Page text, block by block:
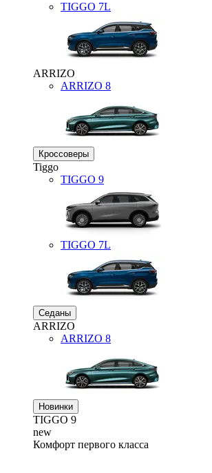
TIGGO 7L
ARRIZO
ARRIZO 8
Кроссоверы
Tiggo
TIGGO 9
TIGGO 7L
Седаны
ARRIZO
ARRIZO 8
Новинки
TIGGO 9
new
Комфорт первого класса